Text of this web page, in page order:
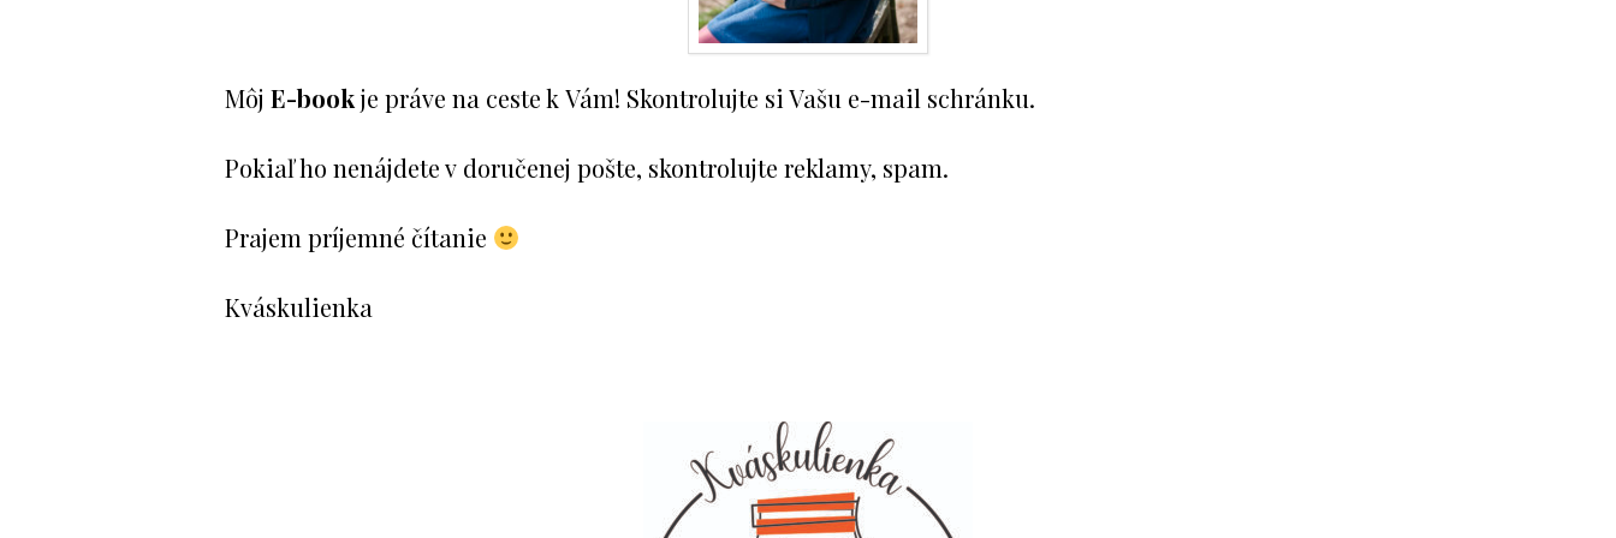
Môj E-bookje práve na ceste k Vám! Skontrolujte si Vašu e-mail schránku.
Pokiaľ ho nenájdete v doručenej pošte, skontrolujte reklamy, spam.
Prajem príjemné čítanie
Kváskulienka